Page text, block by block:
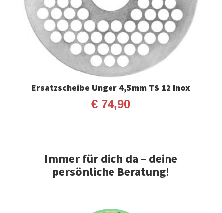
Ersatzscheibe Unger 4,5mm TS 12 Inox
€ 74,90
Immer für dich da – deine
persönliche Beratung!